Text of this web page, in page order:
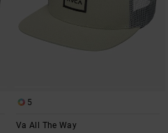
5
Va All The Way